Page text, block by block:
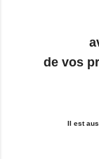
de vos
Il est